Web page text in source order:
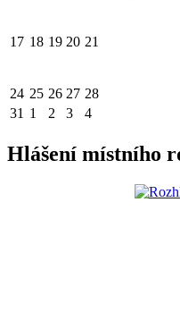
17 18 19 20 21
24 25 26 27 28
31 1 2 3 4
Hlášení místního